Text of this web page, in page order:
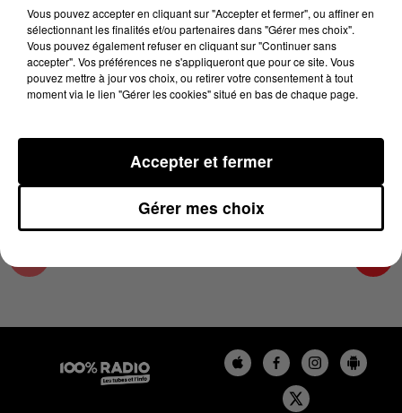
10 avril 2025 - 1 min 13 sec
L'AGENDA DE L'HÉRAULT DU 10/04/2025 À
10H40
L'AGENDA DE L'HERAULT
Vous pouvez accepter en cliquant sur "Accepter et fermer", ou affiner en
sélectionnant les finalités et/ou partenaires dans "Gérer mes choix".
Vous pouvez également refuser en cliquant sur "Continuer sans
accepter". Vos préférences ne s'appliqueront que pour ce site. Vous
pouvez mettre à jour vos choix, ou retirer votre consentement à tout
moment via le lien "Gérer les cookies" situé en bas de chaque page.
Gérer mes choix
Accepter et fermer